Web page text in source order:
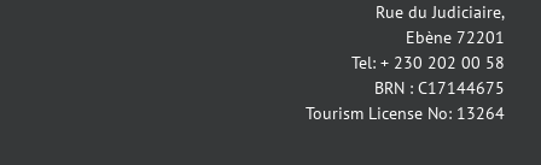
Rue du Judiciaire,
Ebène 72201
Tel: + 230 202 00 58
BRN : C17144675
Tourism License No: 13264